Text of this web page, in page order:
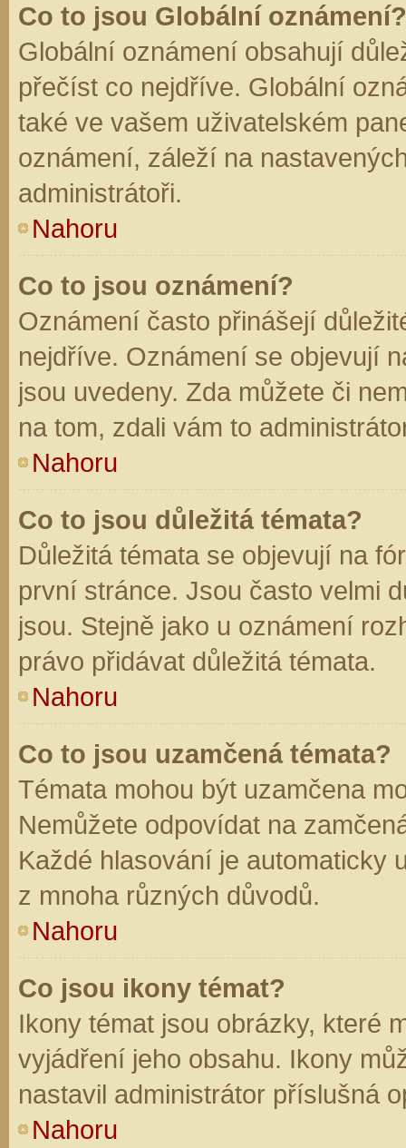
Co to jsou Globální oznámení?
Globální oznámení obsahují
přečíst co nejdříve. Globální
také ve vašem uživatelském
oznámení, záleží na
administrátoři.
Nahoru
Co to jsou oznámení?
Oznámení často přinášejí
nejdříve. Oznámení se objevují
jsou uvedeny. Zda můžete či
na tom, zdali vám to
Nahoru
Co to jsou důležitá témata?
Důležitá témata se objevují na
první stránce. Jsou často velmi
jsou. Stejně jako u oznámení
právo přidávat důležitá témata.
Nahoru
Co to jsou uzamčená témata?
Témata mohou být uzamčena
Nemůžete odpovídat na
Každé hlasování je automaticky
z mnoha různých důvodů.
Nahoru
Co jsou ikony témat?
Ikony témat jsou obrázky, které
vyjádření jeho obsahu. Ikony
nastavil administrátor příslušná
Nahoru